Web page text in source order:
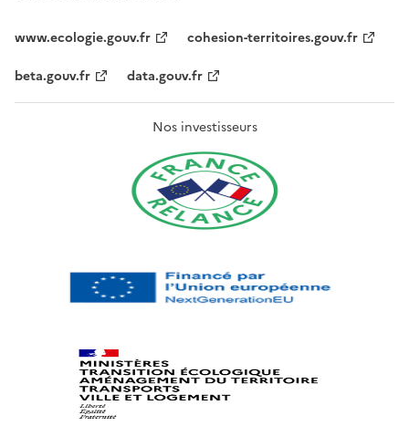
www.ecologie.gouv.fr
cohesion-territoires.gouv.fr
beta.gouv.fr
data.gouv.fr
Nos investisseurs